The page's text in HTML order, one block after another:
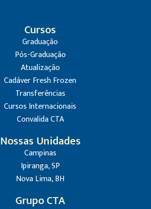
Cursos
Graduação
Pós-Graduação
Atualização
Cadáver Fresh Frozen
Transferências
Cursos Internacionais
Convalida CTA
Nossas Unidades
Campinas
Ipiranga, SP
Nova Lima, BH
Grupo CTA